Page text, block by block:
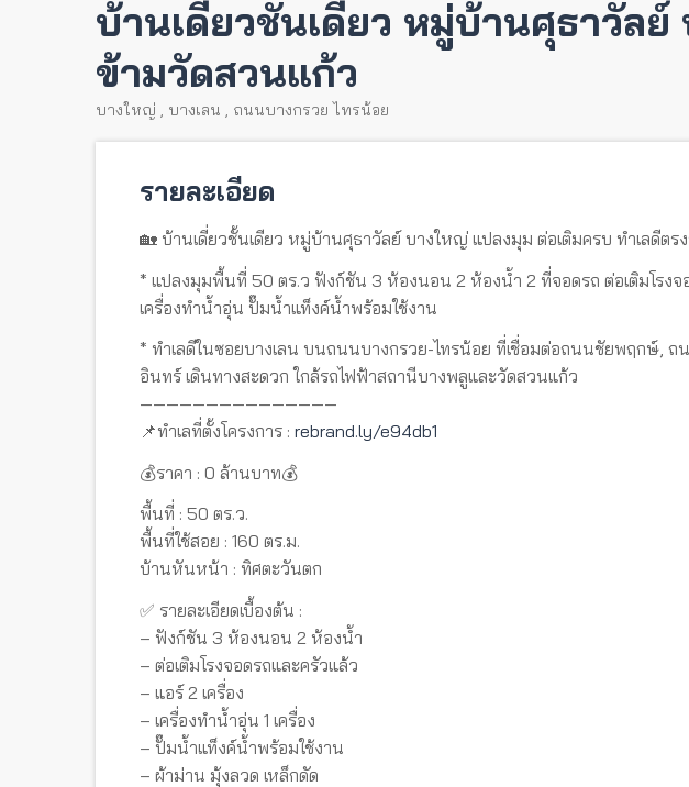
บ้านเดี่ยวชั้นเดียว หมู่บ้านศุธาวัล
ข้ามวัดสวนแก้ว
บางใหญ่ , บางเลน , ถนนบางกรวย ไทรน้อย
รายละเอียด
🏡 บ้านเดี่ยวชั้นเดียว หมู่บ้านศุธาวัลย์ บางใหญ่ แปลงมุม ต่อเติมครบ ทำเลดีตร
* แปลงมุมพื้นที่ 50 ตร.ว ฟังก์ชัน 3 ห้องนอน 2 ห้องน้ำ 2 ที่จอดรถ ต่อเติมโรงจ
เครื่องทำน้ำอุ่น ปั๊มน้ำแท็งค์น้ำพร้อมใช้งาน
* ทำเลดีในซอยบางเลน บนถนนบางกรวย-ไทรน้อย ที่เชื่อมต่อถนนชัยพฤกษ์, ถ
อินทร์ เดินทางสะดวก ใกล้รถไฟฟ้าสถานีบางพลูและวัดสวนแก้ว
———————————————
📌ทำเลที่ตั้งโครงการ : rebrand.ly/e94db1
💰ราคา : 0 ล้านบาท💰
พื้นที่ : 50 ตร.ว.
พื้นที่ใช้สอย : 160 ตร.ม.
บ้านหันหน้า : ทิศตะวันตก
✅ รายละเอียดเบื้องต้น :
– ฟังก์ชัน 3 ห้องนอน 2 ห้องน้ำ
– ต่อเติมโรงจอดรถและครัวแล้ว
– แอร์ 2 เครื่อง
– เครื่องทำน้ำอุ่น 1 เครื่อง
– ปั๊มน้ำแท็งค์น้ำพร้อมใช้งาน
– ผ้าม่าน มุ้งลวด เหล็กดัด